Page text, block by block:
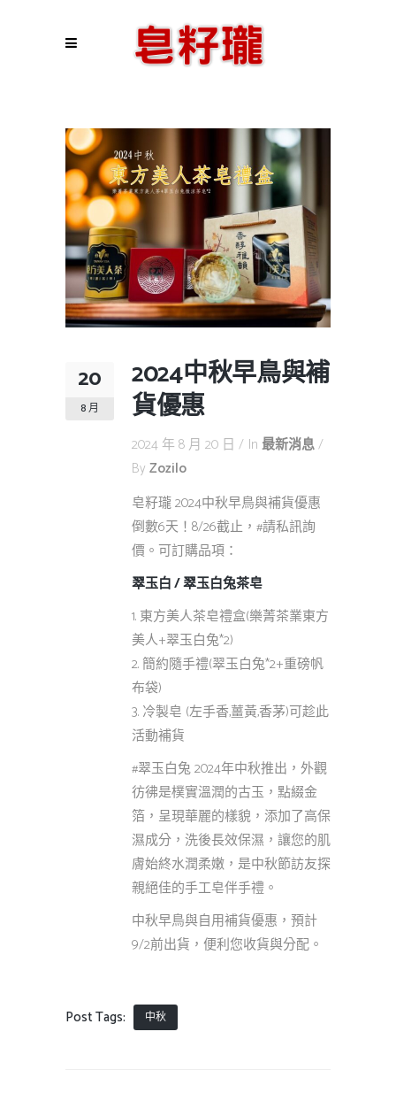
20
8 月
2024中秋早鳥與補
貨優惠
2024 年 8 月 20 日 In 最新消息
By Zozilo
皂籽瓏 2024中秋早鳥與補貨優惠
倒數6天！8/26截止，#請私訊詢
價。可訂購品項：
翠玉白 / 翠玉白兔茶皂
1. 東方美人茶皂禮盒(樂菁茶業東方
美人+翠玉白兔*2)
2. 簡約隨手禮(翠玉白兔*2+重磅帆
布袋)
3. 冷製皂 (左手香,薑黃,香茅)可趁此
活動補貨
#翠玉白兔 2024年中秋推出，外觀
彷彿是樸實溫潤的古玉，點綴金
箔，呈現華麗的樣貌，添加了高保
濕成分，洗後長效保濕，讓您的肌
膚始終水潤柔嫩，是中秋節訪友探
親絕佳的手工皂伴手禮。
中秋早鳥與自用補貨優惠，預計
9/2前出貨，便利您收貨與分配。
Post Tags: 中秋